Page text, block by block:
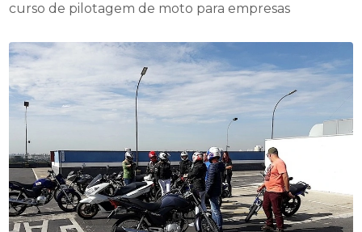
curso de pilotagem de moto para empresas